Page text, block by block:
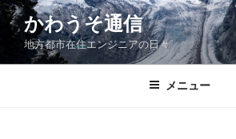
コ
ン
ン
かわうそ通信
地方都市在住エンジニアの日々
メニュー